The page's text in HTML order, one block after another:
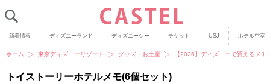
新着情報 ディズニーランド ディズニーシー チケット USJ ホテル空室
ホーム 東京ディズニーリゾート グッズ・お土産 【2026】ディズニーで買えるメ
トイストーリーホテルメモ(6個セット)